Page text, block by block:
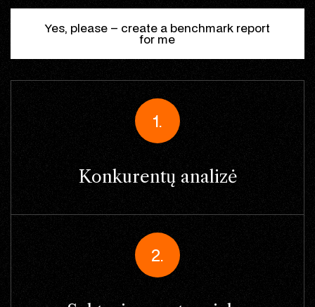
Yes, please – create a benchmark report
for me
1.
Konkurentų analizė
2.